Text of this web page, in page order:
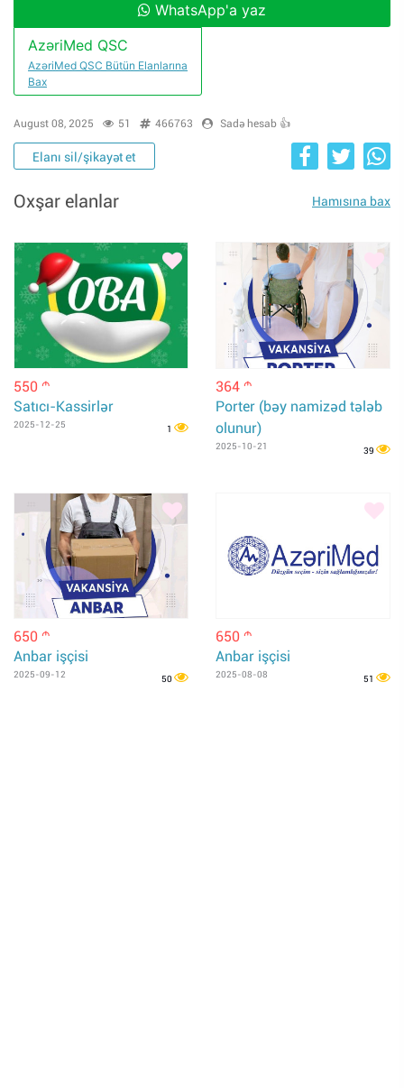
WhatsApp'a yaz
AzəriMed QSC
AzəriMed QSC Bütün Elanlarına
Bax
August 08, 2025 51 466763 Sadə hesab 👍
Elanı sil/şikayət et
Oxşar elanlar Hamısına bax
550 m
Satıcı-Kassirlər
2025-12-25 1
364 m
Porter (bəy namizəd tələb
olunur)
2025-10-21 39
650 m
Anbar işçisi
2025-09-12 50
650 m
Anbar işçisi
2025-08-08 51